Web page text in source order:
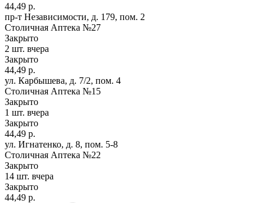
44,49 р.
пр-т Независимости, д. 179, пом. 2
Столичная Аптека №27
Закрыто
2 шт. вчера
Закрыто
44,49 р.
ул. Карбышева, д. 7/2, пом. 4
Столичная Аптека №15
Закрыто
1 шт. вчера
Закрыто
44,49 р.
ул. Игнатенко, д. 8, пом. 5-8
Столичная Аптека №22
Закрыто
14 шт. вчера
Закрыто
44,49 р.